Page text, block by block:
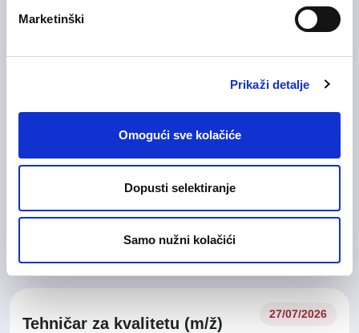
Marketinški
Prikaži detalje
Omogući sve kolačiće
Dopusti selektiranje
Samo nužni kolačići
Medicinska sestra (m/ž)
28/07/2026
Glavna medicinska sestra (m/
28/07/2026
Medicinska i zdravstvena njega
Zagrebačka županija
Tehničar za kvalitetu (m/ž)
27/07/2026